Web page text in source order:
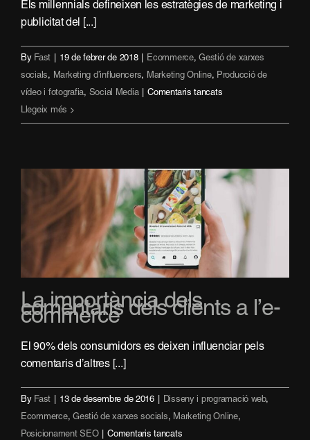
Els millennials defineixen les estratègies de marketing i
publicitat del [...]
By Fast 19 de febrer de 2018 Ecommerce,Gestió de xarxes
socials, Marketing d’influencers, Marketing Online, Producció de
vídeo i fotografia, Social Media Comentaris tancatsa
Llegeix més
La importància dels
comentaris dels clients a l’e-
commerce
El 90% dels consumidors es deixen influenciar pels
comentaris d’altres [...]
By Fast 13 de desembre de 2016 Disseny i programació web,
Ecommerce,Gestió de xarxes socials, Marketing Online,
Posicionament SEO Comentaris tancatsa